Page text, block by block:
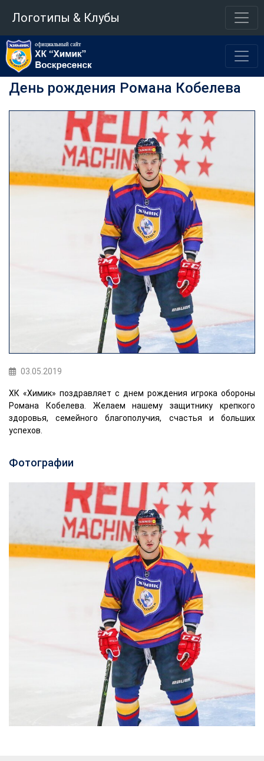
Логотипы & Клубы
День рождения Романа Кобелева
03.05.2019
ХК «Химик» поздравляет с днем рождения игрока обороны
Романа Кобелева. Желаем нашему защитнику крепкого
здоровья, семейного благополучия, счастья и больших
успехов.
Фотографии